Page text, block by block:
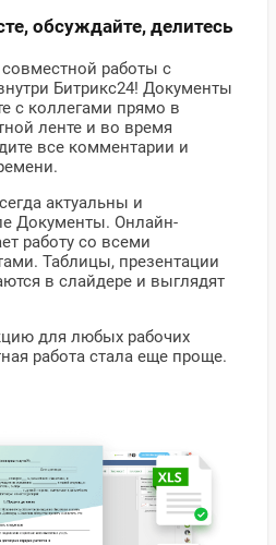
обсуждайте, делитесь
работы с
Битрикс24! Документы
с коллегами прямо в
ленте и во время
все комментарии и
актуальны и
Документы. Онлайн-
работу со всеми
Таблицы, презентации
в слайдере и выглядят
для любых рабочих
работа стала еще проще.